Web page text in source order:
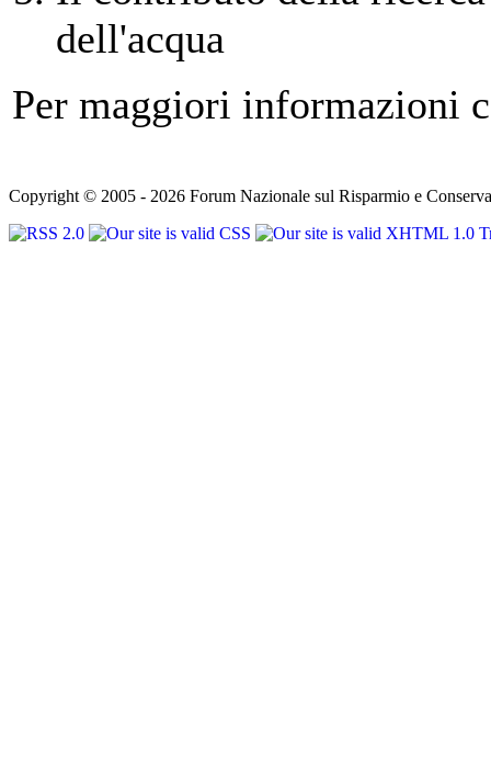
dell'acqua
Per maggiori informazioni
Copyright © 2005 - 2026 Forum Nazionale sul Risparmio e